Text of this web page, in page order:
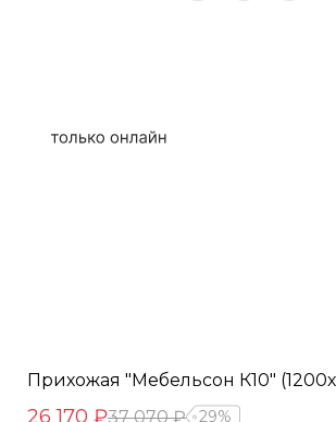
Прихожая "Мебельсон К10"
26 170 ₽37 070 ₽ 29%